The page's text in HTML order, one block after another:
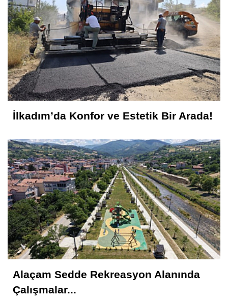
İlkadım’da Konfor ve Estetik Bir Arada!
Alaçam Sedde Rekreasyon Alanında
Çalışmalar...